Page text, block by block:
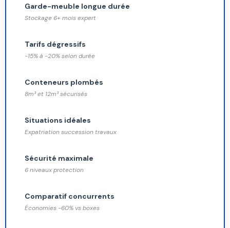
Garde-meuble longue durée
Stockage 6+ mois expert
Tarifs dégressifs
-15% à -20% selon durée
Conteneurs plombés
8m³ et 12m³ sécurisés
Situations idéales
Expatriation succession travaux
Sécurité maximale
6 niveaux protection
Comparatif concurrents
Économies -60% vs boxes